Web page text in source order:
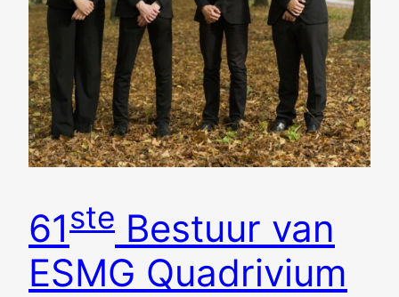
61ste Bestuur van
ESMG Quadrivium